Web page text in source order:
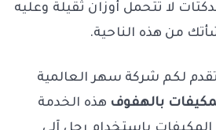
لا تتحمل أوزان ثقيلة وعليه
من هذه الناحية.
لكم شركة سهر العالمية
بالهفوف هذه الخدمة